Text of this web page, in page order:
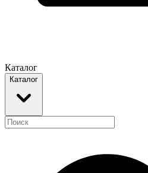
Каталог
Каталог